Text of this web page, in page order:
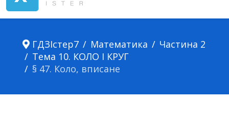
ГДЗІстер7 Математика
Частина 2
Тема 10. КОЛО І КРУГ
§ 47. Коло, вписане